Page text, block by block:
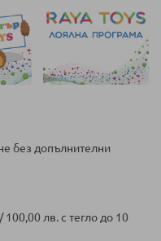
без допълнителни
лв. с тегло до 10